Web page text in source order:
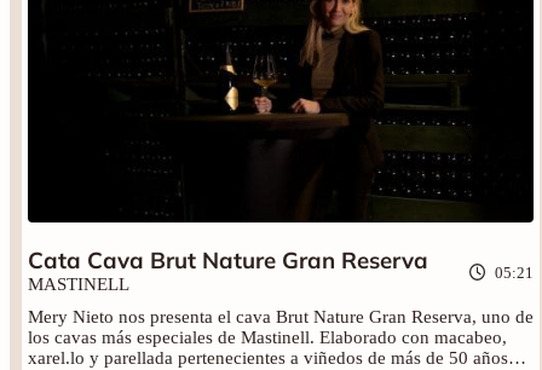
Cata Cava Brut Nature Gran Reserva
MASTINELL
05:21
Mery Nieto nos presenta el cava Brut Nature Gran Reserva, uno de
los cavas más especiales de Mastinell. Elaborado con macabeo,
xarel.lo y parellada pertenecientes a viñedos de más de 50 años